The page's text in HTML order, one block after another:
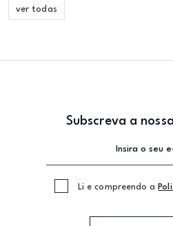
ver todas
Subscreva a
Li e compreendo a